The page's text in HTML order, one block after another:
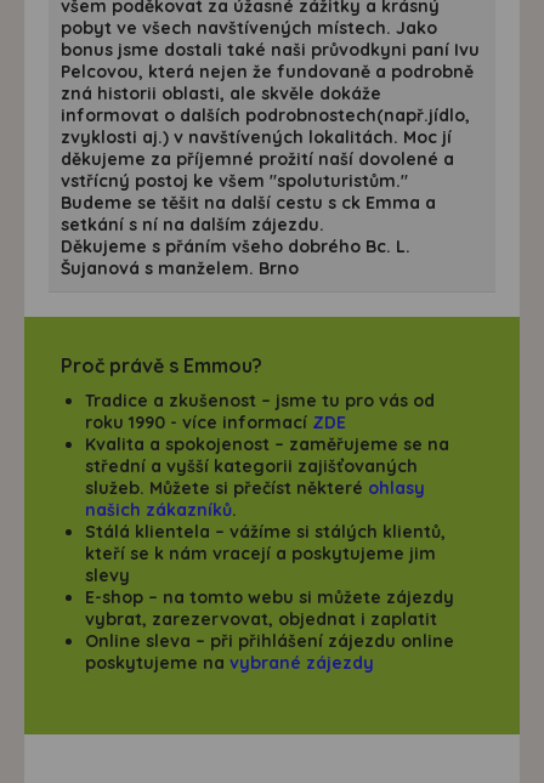
všem poděkovat za úžasné zážitky a krásný
pobyt ve všech navštívených místech. Jako
bonus jsme dostali také naši průvodkyni paní Ivu
Pelcovou, která nejen že fundovaně a podrobně
zná historii oblasti, ale skvěle dokáže
informovat o dalších podrobnostech(např.jídlo,
zvyklosti aj.) v navštívených lokalitách. Moc jí
děkujeme za příjemné prožití naší dovolené a
vstřícný postoj ke všem "spoluturistům."
Budeme se těšit na další cestu s ck Emma a
setkání s ní na dalším zájezdu.
Děkujeme s přáním všeho dobrého Bc. L.
Šujanová s manželem. Brno
Proč právě s Emmou?
Tradice a zkušenost – jsme tu pro vás od
roku 1990 - více informací ZDE
Kvalita a spokojenost – zaměřujeme se na
střední a vyšší kategorii zajišťovaných
služeb. Můžete si přečíst některé ohlasy
našich zákazníků.
Stálá klientela – vážíme si stálých klientů,
kteří se k nám vracejí a poskytujeme jim
slevy
E-shop – na tomto webu si můžete zájezdy
vybrat, zarezervovat, objednat i zaplatit
Online sleva – při přihlášení zájezdu online
poskytujeme na vybrané zájezdy